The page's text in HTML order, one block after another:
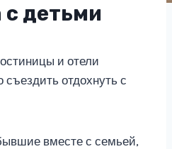
детьми
и отели
отдохнуть с
вместе с семьей,